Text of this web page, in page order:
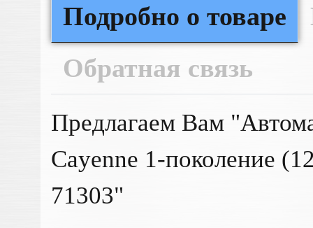
Подробно о товаре
Обратная связь
Предлагаем Вам
Cayenne 1-поколение
71303"